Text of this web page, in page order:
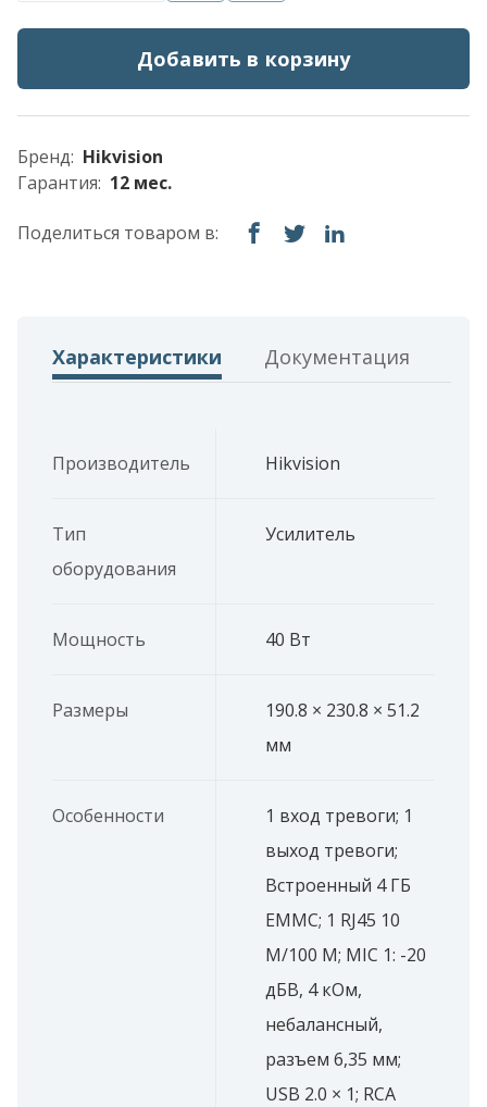
Добавить в корзину
Бренд: Hikvision
Гарантия: 12 мес.
Поделиться товаром в:
Характеристики Документация
Производитель Hikvision
Тип
оборудования
Усилитель
Мощность 40 Вт
Размеры
190.8 × 230.8 × 51.2
мм
Особенности
1 вход тревоги; 1
выход тревоги;
Встроенный 4 ГБ
EMMC; 1 RJ45 10
M/100 M; MIC 1: -20
дБВ, 4 кОм,
небалансный,
разъем 6,35 мм;
USB 2.0 × 1; RCA